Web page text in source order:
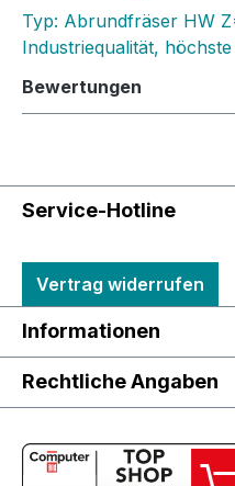
Typ: Abrundfräser HW
Industriequalität,
Bewertungen
Service-Hotline
Vertrag widerrufen
Informationen
Rechtliche Angaben